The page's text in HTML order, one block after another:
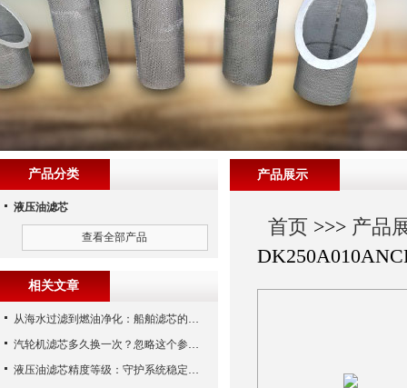
产品展示
首页 >>> 产品
产品分类
液压油滤芯
查看全部产品
相关文章
从海水过滤到燃油净化：船舶滤芯的多场景应用解析
汽轮机滤芯多久换一次？忽略这个参数，机组非停损失可能上百万！
液压油滤芯精度等级：守护系统稳定与寿命的“微米标尺”